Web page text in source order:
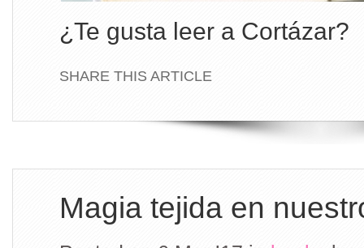
¿Te gusta leer a Cortázar?
SHARE THIS ARTICLE
Magia tejida en